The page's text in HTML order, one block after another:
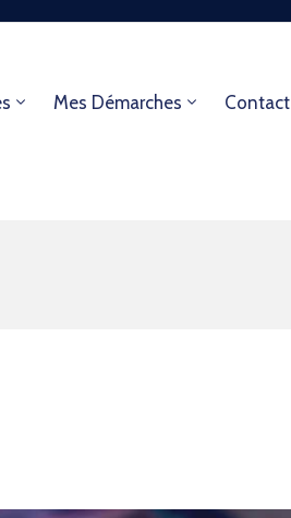
Mes Démarches Contact